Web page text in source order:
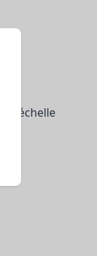
d’échelle